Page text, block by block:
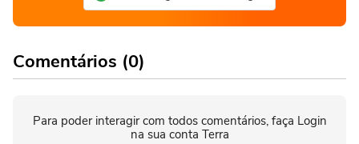
Comentários (0)
Para poder interagir com todos comentários, faça Login
na sua conta Terra